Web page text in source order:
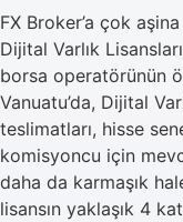
FX Broker’a çok
Dijital Varlık
borsa operatörünün
Vanuatu’da, Dijital
teslimatları, hisse
komisyoncu için
daha da karmaşık
lisansın yaklaşık 4